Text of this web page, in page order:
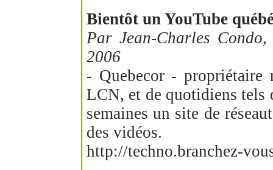
Bientôt un YouTube
Par Jean-Charles
2006
- Quebecor - propriétaire
LCN, et de quotidiens tels
semaines un site de
des vidéos.
http://techno.branchez-